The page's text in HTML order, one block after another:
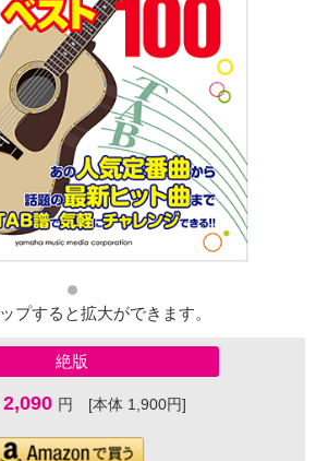
プすると拡大ができます。
絶版
2,090 円 [本体 1,900円]